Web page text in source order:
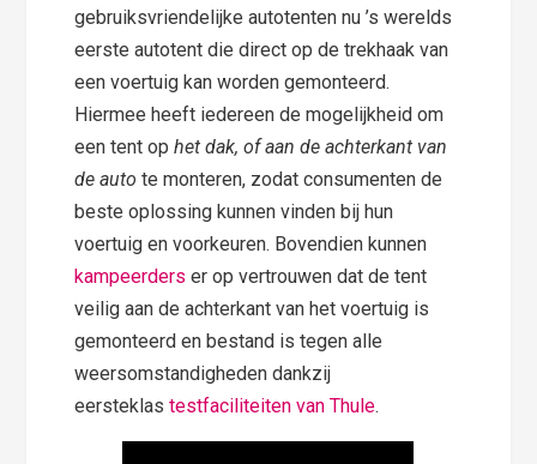
gebruiksvriendelijke autotenten nu ’s werelds
eerste autotent die direct op de trekhaak van
een voertuig kan worden gemonteerd.
Hiermee heeft iedereen de mogelijkheid om
een tent ophet dak, of aan de achterkant van
de auto te monteren, zodat consumenten de
beste oplossing kunnen vinden bij hun
voertuig en voorkeuren. Bovendien kunnen
kampeerders er op vertrouwen dat de tent
veilig aan de achterkant van het voertuig is
gemonteerd en bestand is tegen alle
weersomstandigheden dankzij
eersteklastestfaciliteiten van Thule.